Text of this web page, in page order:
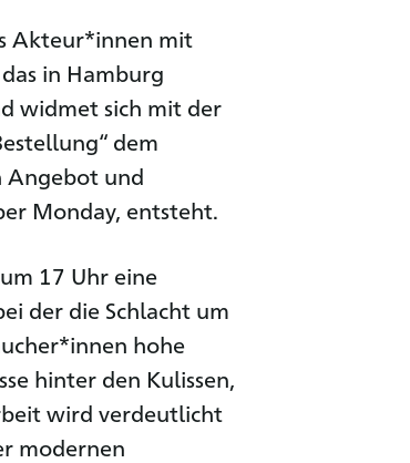
Akteur*innen mit
in Hamburg
widmet sich mit der
dem
Angebot und
Monday, entsteht.
17 Uhr eine
der die Schlacht um
hohe
hinter den Kulissen,
wird verdeutlicht
modernen